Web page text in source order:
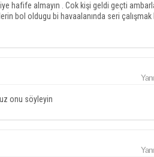
hafife almayın . Cok kişi geldi geçti
bol oldugu bi havaalanında seri
onu söyleyin